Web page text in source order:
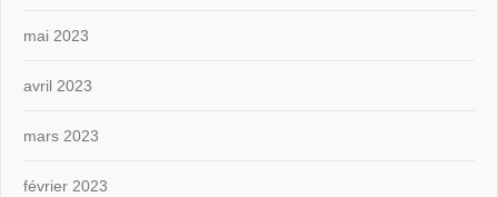
mai 2023
avril 2023
mars 2023
février 2023